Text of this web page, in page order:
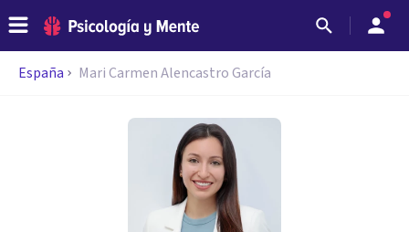
España Mari Carmen Alencastro García